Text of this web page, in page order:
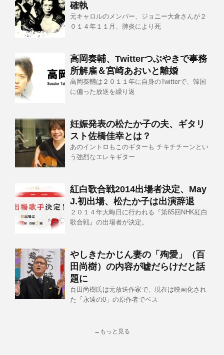
確執
元キャロルのメンバー、ジョニー大倉さんが２
０１４年１１月、肺炎により死
高岡奏輔、Twitterつぶやきで事務
所解雇＆宮崎あおいと離婚
高岡奏輔は２０１１年に自身のTwitterで、韓国
に偏った放送を繰り返
妊娠発表の松たか子の夫、ギタリ
スト佐橋佳幸とは？
あのイントロもこのギターも チキチチーンとい
う強烈なエレキギター
紅白歌合戦2014出場者決定、May
J.初出場、松たか子は出演辞退
２０１４年大晦日に行われる『第65回NHK紅白
歌合戦』の出場者が決定。
やしきたかじん妻の「殉愛」（百
田尚樹）の内容が嘘だらけだと話
題に
百田尚樹氏は元放送作家で、現在は映画化され
た「永遠の0」の原作者でベス
→もっと見る